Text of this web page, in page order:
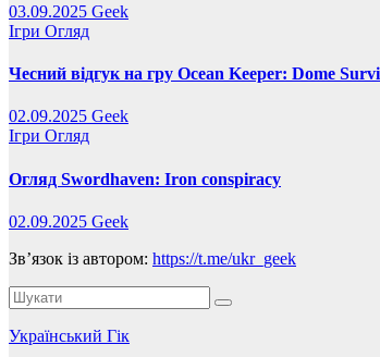
03.09.2025 Geek
Ігри Огляд
Чесний відгук на гру Ocean Keeper: Dome
02.09.2025 Geek
Ігри Огляд
Огляд Swordhaven: Iron conspiracy
02.09.2025 Geek
Зв’язок із автором: https://t.me/ukr_geek
Український Гік